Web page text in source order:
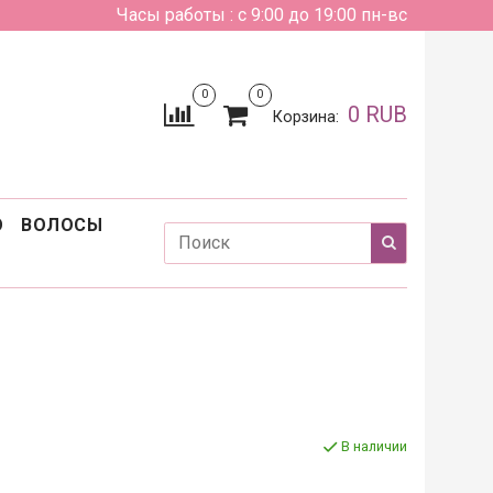
Часы работы : с 9:00 до 19:00 пн-вс
0 0
Корзина: 0 RUB
ВОЛОСЫ
В наличии